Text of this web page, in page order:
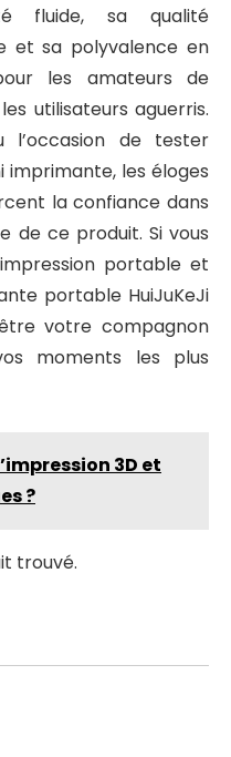
fluide, sa qualité
et sa polyvalence en
les amateurs de
utilisateurs aguerris.
l’occasion de tester
les éloges
la confiance dans
de ce produit. Si vous
portable et
portable HuiJuKeJi
votre compagnon
moments les plus
3D et
?
trouvé.